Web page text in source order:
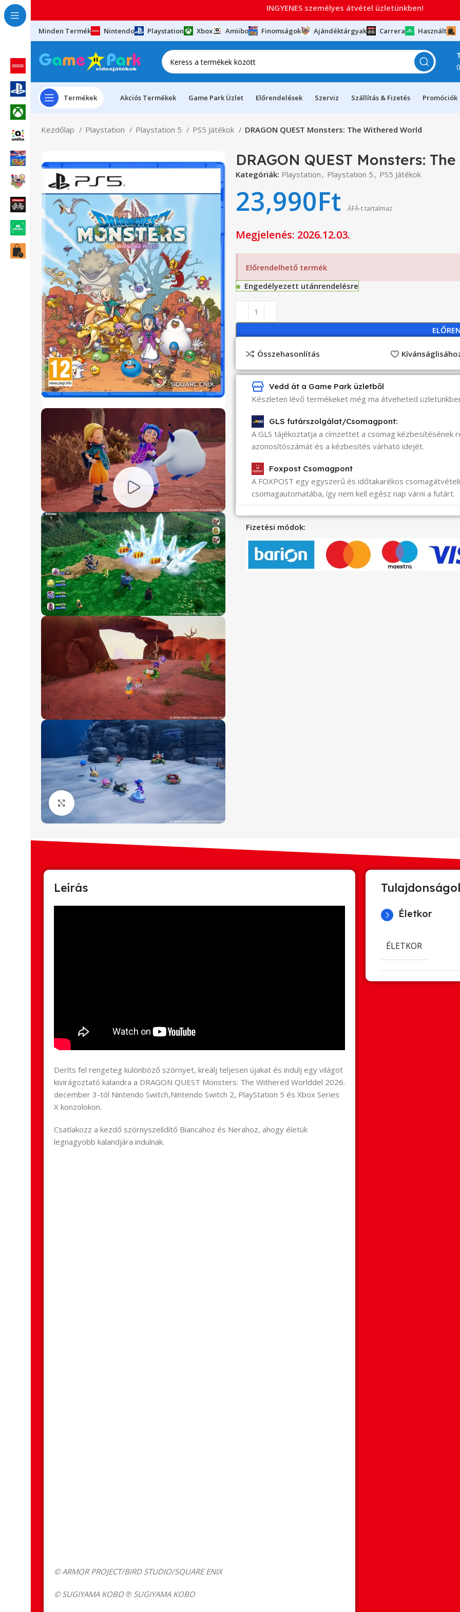
Minden Termék Nintendo Playstation Xbox Amiibo Finomságok Ajándéktárgyak Carrera Használt
Termékek Akciós Termékek Game Park Üzlet Előrendelések Szerviz Szállítás & Fizetés Promóciók
Kezdőlap Playstation Playstation 5 PS5 Játékok DRAGON QUEST Monsters: The Withered World
DRAGON QUEST Monsters:
Kategóriák: Playstation , Playstation 5 , PS5 Játékok
23,990Ft ÁFÁ-t tartalmaz
Megjelenés: 2026.12.03.
Előrendelhető termék
Engedélyezett utánrendelésre
Összehasonlítás
Vedd át a Game Park üzletből
Készleten lévő termékeket még ma átveheted
GLS futárszolgálat/Csomagpont:
A GLS tájékoztatja a címzettet a csomag kézbesítésének
azonosítószámát és a kézbesítés várható idejét.
Foxpost Csomagpont
A FOXPOST egy egyszerű és időtakarékos
csomagautomatába, így nem kell egész nap várni a futárt.
Fizetési módok:
Leírás
Deríts fel rengeteg különböző szörnyet, kreálj teljesen újakat és indulj egy világot
kivirágoztató kalandra a DRAGON QUEST Monsters: The Withered Worlddel 2026.
december 3-tól Nintendo Switch,Nintendo Switch 2, PlayStation 5 és Xbox Series
X konzolokon.
Csatlakozz a kezdő szörnyszelídítő Biancahoz és Nerahoz, ahogy életük
legnagyobb kalandjára indulnak.
© ARMOR PROJECT/BIRD STUDIO/SQUARE ENIX
© SUGIYAMA KOBO ℗ SUGIYAMA KOBO
Életkor
ÉLETKOR
INGYENES személyes átvétel üzletünkben!